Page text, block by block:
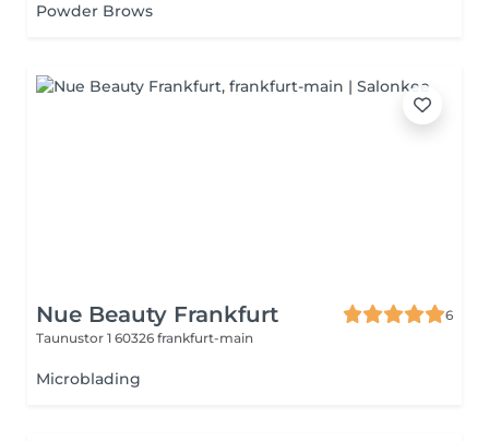
Powder Brows
Nue Beauty Frankfurt
6
Taunustor 1 60326 frankfurt-main
Microblading